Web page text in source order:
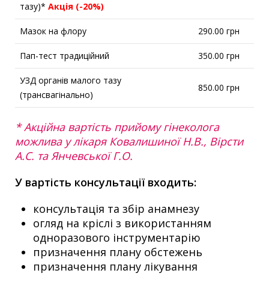
тазу)* Акція (-20%)
Мазок на флору 290.00 грн
Пап-тест традиційний 350.00 грн
УЗД органів малого тазу
(трансвагінально)
850.00 грн
* Акційна вартість прийому гінеколога
можлива у лікаря Ковалишиної Н.В., Вірсти
А.С. та Янчевської Г.О.
У вартість консультації входить:
консультація та збір анамнезу
огляд на кріслі з використанням
одноразового інструментарію
призначення плану обстежень
призначення плану лікування